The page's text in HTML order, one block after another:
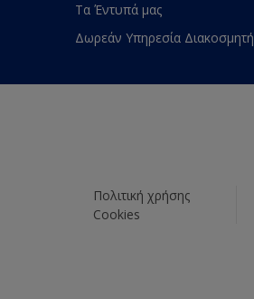
Τα Έντυπά μας
Δωρεάν Υπηρεσία Διακοσμητή
Πολιτική χρήσης
Cookies